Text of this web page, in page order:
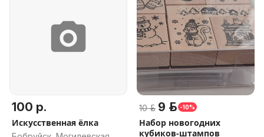
100 р.
Искусственная ёлка
10 р. 9 р. -10%
Набор новогодних
кубиков-штампов